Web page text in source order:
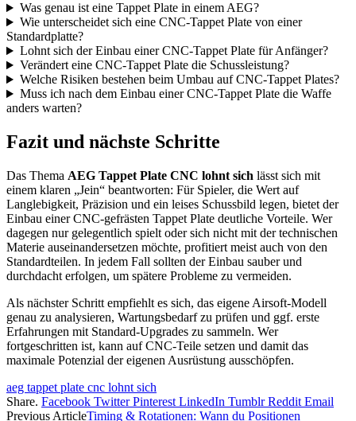
Was genau ist eine Tappet Plate in einem AEG?
Wie unterscheidet sich eine CNC-Tappet Plate von einer
Standardplatte?
Lohnt sich der Einbau einer CNC-Tappet Plate für Anfänger?
Verändert eine CNC-Tappet Plate die Schussleistung?
Welche Risiken bestehen beim Umbau auf CNC-Tappet Plates?
Muss ich nach dem Einbau einer CNC-Tappet Plate die Waffe
anders warten?
Fazit und nächste Schritte
Das Thema AEG Tappet Plate CNC lohnt sich lässt sich mit
einem klaren „Jein“ beantworten: Für Spieler, die Wert auf
Langlebigkeit, Präzision und ein leises Schussbild legen, bietet der
Einbau einer CNC-gefrästen Tappet Plate deutliche Vorteile. Wer
dagegen nur gelegentlich spielt oder sich nicht mit der technischen
Materie auseinandersetzen möchte, profitiert meist auch von den
Standardteilen. In jedem Fall sollten der Einbau sauber und
durchdacht erfolgen, um spätere Probleme zu vermeiden.
Als nächster Schritt empfiehlt es sich, das eigene Airsoft-Modell
genau zu analysieren, Wartungsbedarf zu prüfen und ggf. erste
Erfahrungen mit Standard-Upgrades zu sammeln. Wer
fortgeschritten ist, kann auf CNC-Teile setzen und damit das
maximale Potenzial der eigenen Ausrüstung ausschöpfen.
aeg tappet plate cnc lohnt sich
Share. Facebook Twitter Pinterest LinkedIn Tumblr Reddit Email
Previous ArticleTiming & Rotationen: Wann du Positionen